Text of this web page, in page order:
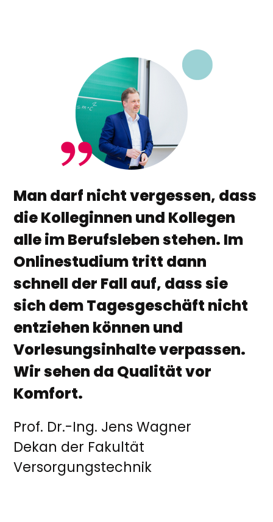
Man darf nicht vergessen, dass
die Kolleginnen und Kollegen
alle im Berufsleben stehen. Im
Onlinestudium tritt dann
schnell der Fall auf, dass sie
sich dem Tagesgeschäft nicht
entziehen können und
Vorlesungsinhalte verpassen.
Wir sehen da Qualität vor
Komfort.
Prof. Dr.-Ing. Jens Wagner
Dekan der Fakultät
Versorgungstechnik